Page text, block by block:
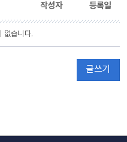
작성자 등록일
없습니다.
글쓰기